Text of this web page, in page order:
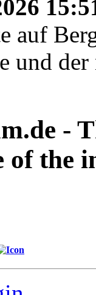
auf
und der
-
the